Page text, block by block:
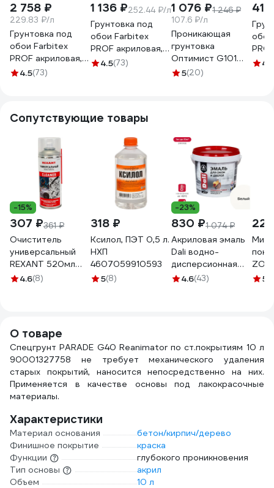
2 758 ₽
229.83 ₽/л
Грунтовка под
обои Farbitex
PROF акриловая,
укрывающая,
4.5(73)
1 136 ₽252.44 ₽/л
Грунтовка под
обои Farbitex
PROF акриловая,
укрывающая,
4.5(73)
1 076 ₽1 246 ₽
107.6 ₽/л
Проникающая
грунтовка
Оптимист G101
акриловая, для
5(20)
4.5
Сопутствующие товары
-15%
307 ₽361 ₽
Очиститель
универсальный
REXANT 520мл
(400мл), аэрозоль
4.6(8)
318 ₽
Ксилол, ПЭТ 0,5 л.
НХП
4607059910593
5(8)
-23%
830 ₽1 074 ₽
Акриловая эмаль
Dali водно-
дисперсионная
для окон и дверей
4.6(43)
с 5
О товаре
Спецгрунт PARADE G40 Reanimator по ст.покрытиям 10 л
90001327758 не требует механического удаления
старых покрытий, наносится непосредственно на них.
Применяется в качестве основы под лакокрасочные
материалы.
Характеристики
Материал основания
бетон/кирпич/дерево
Финишное покрытие
краска
Функции
глубокого проникновения
Тип основы
акрил
Объем
10 л